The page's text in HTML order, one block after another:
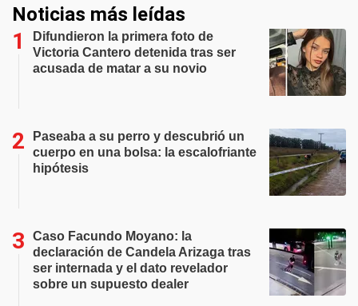
Noticias más leídas
Difundieron la primera foto de
Victoria Cantero detenida tras ser
acusada de matar a su novio
Paseaba a su perro y descubrió un
cuerpo en una bolsa: la escalofriante
hipótesis
Caso Facundo Moyano: la
declaración de Candela Arizaga tras
ser internada y el dato revelador
sobre un supuesto dealer